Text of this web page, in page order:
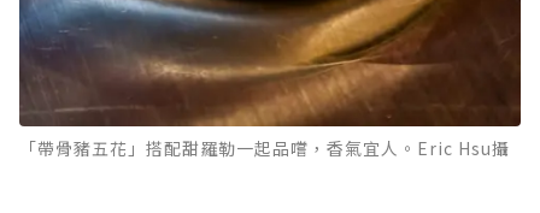
「帶骨豬五花」搭配甜羅勒一起品嚐，香氣宜人。Eric Hsu攝